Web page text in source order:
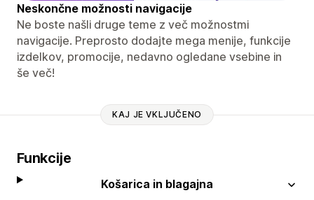
Neskončne možnosti navigacije
Ne boste našli druge teme z več možnostmi
navigacije. Preprosto dodajte mega menije, funkcije
izdelkov, promocije, nedavno ogledane vsebine in
še več!
KAJ JE VKLJUČENO
Funkcije
Košarica in blagajna